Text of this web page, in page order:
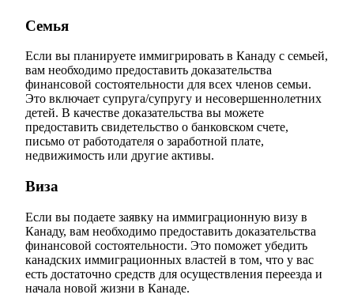
Семья
Если вы планируете иммигрировать в Канаду с семьей,
вам необходимо предоставить доказательства
финансовой состоятельности для всех членов семьи.
Это включает супруга/супругу и несовершеннолетних
детей. В качестве доказательства вы можете
предоставить свидетельство о банковском счете,
письмо от работодателя о заработной плате,
недвижимость или другие активы.
Виза
Если вы подаете заявку на иммиграционную визу в
Канаду, вам необходимо предоставить доказательства
финансовой состоятельности. Это поможет убедить
канадских иммиграционных властей в том, что у вас
есть достаточно средств для осуществления переезда и
начала новой жизни в Канаде.